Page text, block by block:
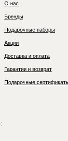
О нас
Бренды
Подарочные наборы
Акции
Доставка и оплата
Гарантии и возврат
Подарочные